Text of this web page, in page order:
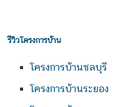
รีวิวโครงการบ้าน
โครงการบ้านชลบุรี
โครงการบ้านระยอง